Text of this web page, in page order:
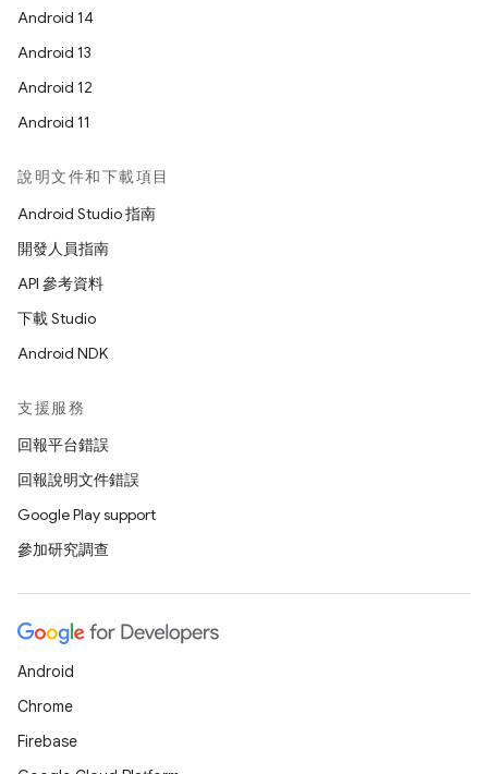
Android 14
Android 13
Android 12
Android 11
說明文件和下載項目
Android Studio 指南
開發人員指南
API 參考資料
下載 Studio
Android NDK
支援服務
回報平台錯誤
回報說明文件錯誤
Google Play support
參加研究調查
Android
Chrome
Firebase